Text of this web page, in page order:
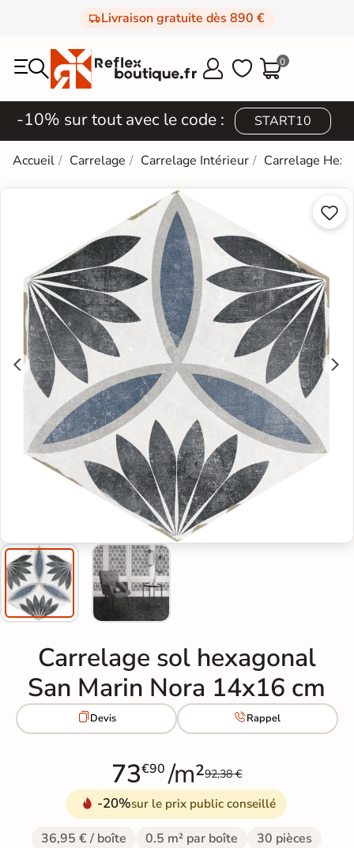
Livraison gratuite dès 890 €
  0
-10% sur tout avec le code : START10
Accueil Carrelage Carrelage Intérieur Carrelage


Carrelage sol hexagonal
San Marin Nora 14x16 cm
Devis Rappel
73€90 /m²92,38 €
-20%sur le prix public conseillé
36,95 € / boîte 0.5 m² par boîte 30 pièces